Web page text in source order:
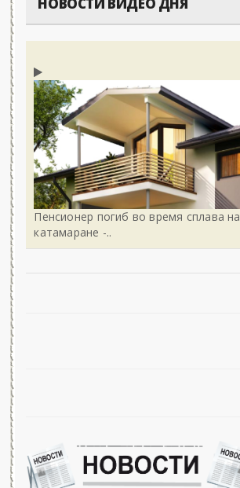
Пенсионер погиб во время сплава на
катамаране -..